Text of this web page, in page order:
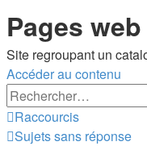
Pages
Site regroupant un
Accéder au contenu
Raccourcis
Sujets sans réponse